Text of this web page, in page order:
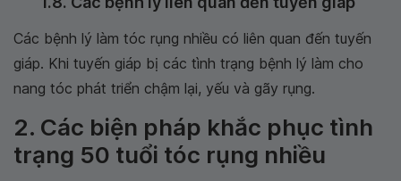
Các bệnh lý làm tóc rụng nhiều có liên quan đến tuyến
giáp. Khi tuyến giáp bị các tình trạng bệnh lý làm cho
nang tóc phát triển chậm lại, yếu và gãy rụng.
2. Các biện pháp khắc phục tình
trạng 50 tuổi tóc rụng nhiều